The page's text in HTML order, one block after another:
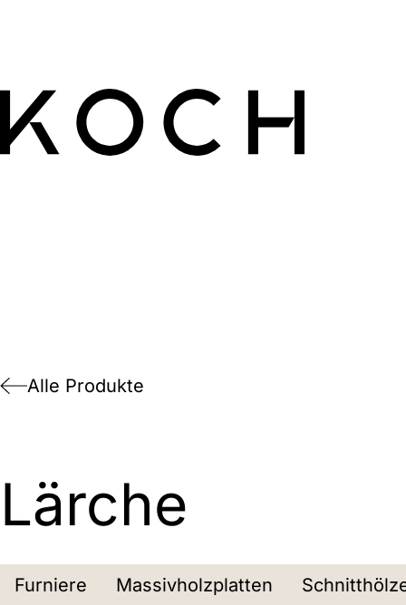
Alle Produkte
Lärche
Furniere Massivholzplatten